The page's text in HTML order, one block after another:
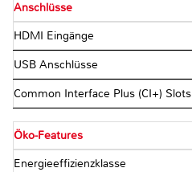
Anschlüsse
HDMI Eingänge
USB Anschlüsse
Common Interface Plus (CI+) Slots
Öko-Features
Energieeffizienzklasse